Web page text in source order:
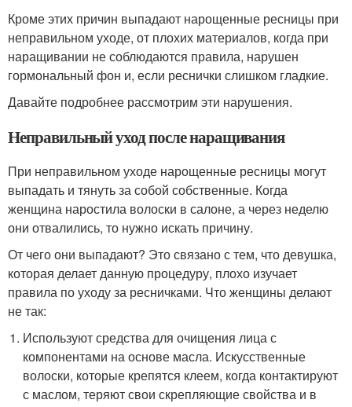
Кроме этих причин выпадают нарощенные ресницы при
неправильном уходе, от плохих материалов, когда при
наращивании не соблюдаются правила, нарушен
гормональный фон и, если реснички слишком гладкие.
Давайте подробнее рассмотрим эти нарушения.
Неправильный уход после наращивания
При неправильном уходе нарощенные ресницы могут
выпадать и тянуть за собой собственные. Когда
женщина наростила волоски в салоне, а через неделю
они отвалились, то нужно искать причину.
От чего они выпадают? Это связано с тем, что девушка,
которая делает данную процедуру, плохо изучает
правила по уходу за ресничками. Что женщины делают
не так:
Используют средства для очищения лица с
компонентами на основе масла. Искусственные
волоски, которые крепятся клеем, когда контактируют
с маслом, теряют свои скрепляющие свойства и в